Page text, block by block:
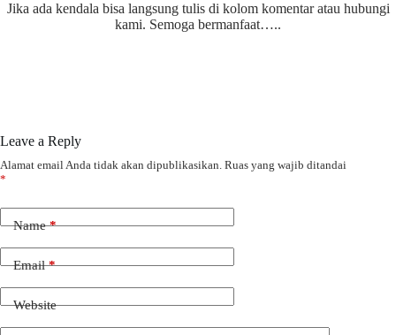
Jika ada kendala bisa langsung tulis di kolom komentar atau hubungi
kami. Semoga bermanfaat…..
Leave a Reply
Alamat email Anda tidak akan dipublikasikan. Ruas yang wajib ditandai
*
Name*
Email*
Website